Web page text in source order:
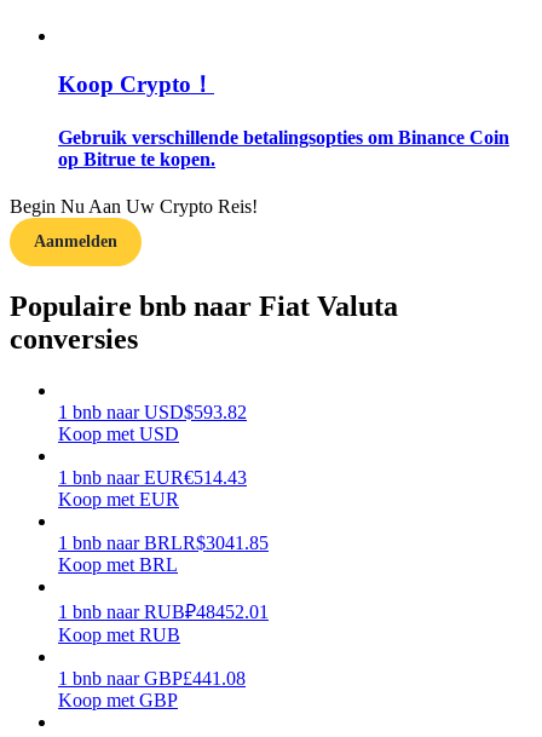
Leer hoe u winstgevend kunt blijven
Verdienen
Macht varkentje
Koop Crypto！
Gebruik verschillende betalingsopties om Binance Coin
op Bitrue te kopen.
Begin Nu Aan Uw Crypto Reis!
Aanmelden
Populaire bnb naar Fiat Valuta
conversies
1 bnb naar USD$593.82
Koop met USD
1 bnb naar EUR€514.43
Koop met EUR
1 bnb naar BRLR$3041.85
Koop met BRL
1 bnb naar RUB₽48452.01
Koop met RUB
1 bnb naar GBP£441.08
Koop met GBP